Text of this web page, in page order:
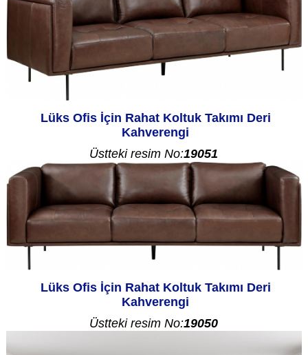
Lüks Ofis İçin Rahat Koltuk Takımı Deri
Kahverengi
Üstteki resim No:19051
Lüks Ofis İçin Rahat Koltuk Takımı Deri
Kahverengi
Üstteki resim No:19050